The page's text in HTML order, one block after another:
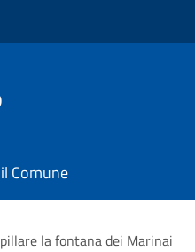
Comune
la fontana dei Marinai